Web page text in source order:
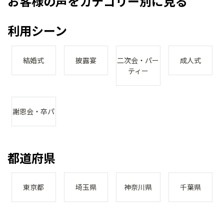
利用シーン
結婚式 披露宴
二次会・パー
ティー
成人式
謝恩会・卒パ
都道府県
東京都 埼玉県 神奈川県 千葉県